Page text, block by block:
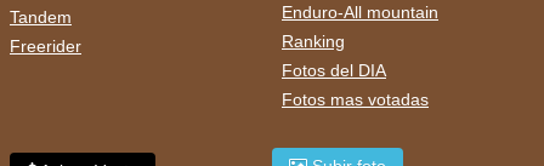
Tandem
Freerider
Enduro-All mountain
Ranking
Fotos del DIA
Fotos mas votadas